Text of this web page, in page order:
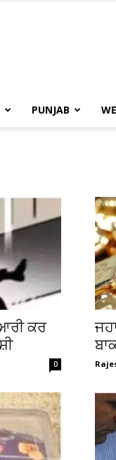
PUNJAB
ਕਰ
0